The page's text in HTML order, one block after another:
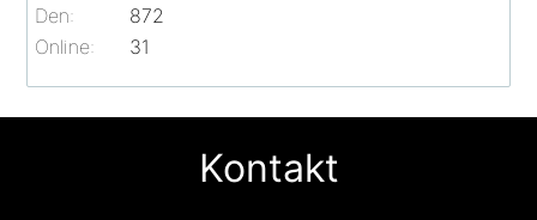
Online: 31
Den:
872
Kontakt